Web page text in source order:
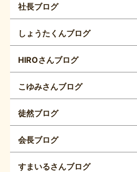
社長ブログ
しょうたくんブログ
HIROさんブログ
こゆみさんブログ
徒然ブログ
会長ブログ
すまいるさんブログ